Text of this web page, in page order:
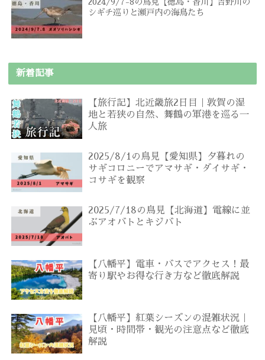
2024/9/7-8の鳥見【徳島・香川】吉野川の
シギチ巡りと瀬戸内の海鳥たち
新着記事
【旅行記】北近畿旅2日目｜敦賀の湿
地と若狭の自然、舞鶴の軍港を巡る一
人旅
2025/8/1の鳥見【愛知県】夕暮れの
サギコロニーでアマサギ・ダイサギ・
コサギを観察
2025/7/18の鳥見【北海道】電線に並
ぶアオバトとキジバト
【八幡平】電車・バスでアクセス！最
寄り駅やお得な行き方など徹底解説
【八幡平】紅葉シーズンの混雑状況｜
見頃・時間帯・観光の注意点など徹底
解説